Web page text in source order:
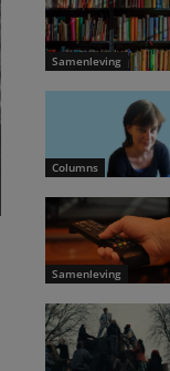
Samenleving
Columns
Samenleving